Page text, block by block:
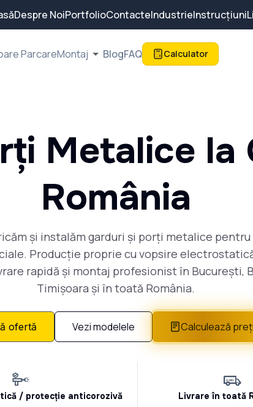
Despre NoiPortfolioContacteIndustrieInstrucțiuni
ParcareMontaj BlogFAQ Calculator
Metalice la
România
și instalăm garduri și porți metalice pentru
Producție proprie cu vopsire
rapidă și montaj profesionist în București,
Timișoara și în toată România.
ofertă Vezi modelele Calculează
/ protecție anticorozivă Livrare în toată